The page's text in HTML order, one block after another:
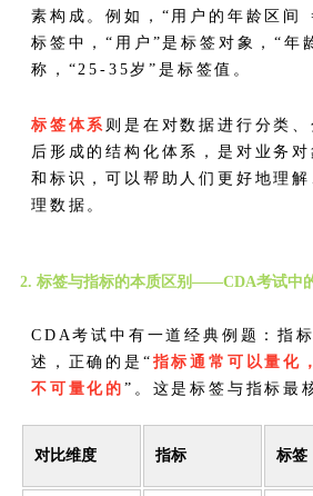
素构成。例如，“用户的年龄区
标签中，“用户”是标签对象，“年
称，“25-35岁”是标签值。
标签体系 则是在对数据进行分类
后形成的结构化体系，是对业务对
和标识，可以帮助人们更好地理
理数据。
2. 标签与指标的本质区别——CDA考试中
CDA考试中有一道经典例题：指
述，正确的是“ 指标通常可以量化
不可量化的 ”。这是标签与指标最
对比维度 指标 标签